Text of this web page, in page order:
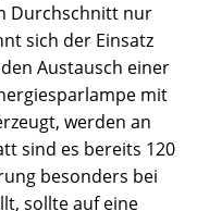
Durchschnitt nur
sich der Einsatz
Austausch einer
mit
werden an
sind es bereits 120
besonders bei
sollte auf eine